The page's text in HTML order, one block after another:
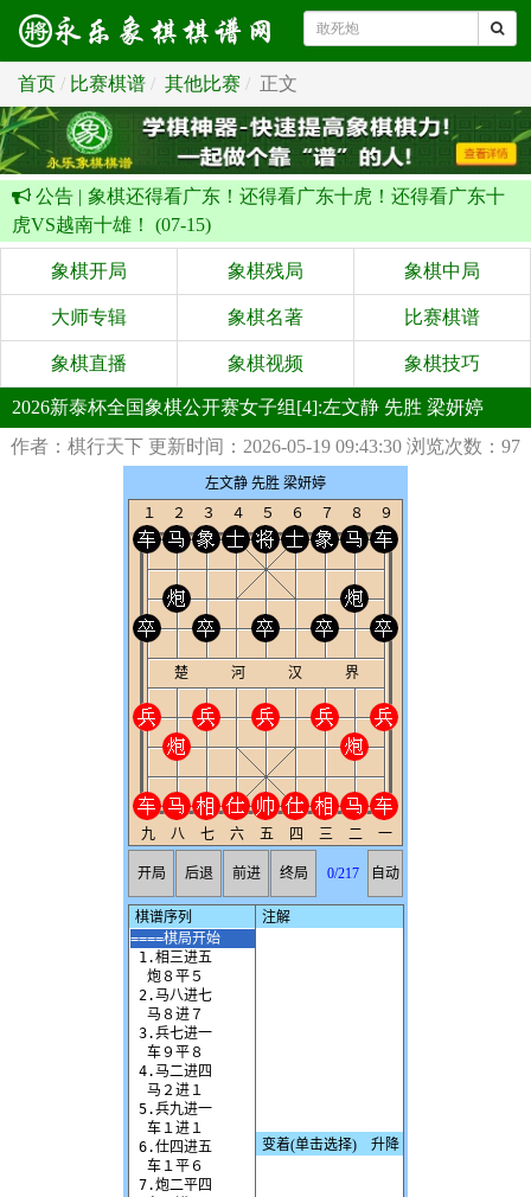
首页 比赛棋谱 其他比赛 正文
公告 | 象棋还得看广东！还得看广东十虎！还得看广东十
虎VS越南十雄！ (07-15)
象棋开局 象棋残局 象棋中局
大师专辑 象棋名著 比赛棋谱
象棋直播 象棋视频 象棋技巧
2026新泰杯全国象棋公开赛女子组[4]:左文静 先胜 梁妍婷
作者：棋行天下 更新时间：2026-05-19 09:43:30 浏览次数：97